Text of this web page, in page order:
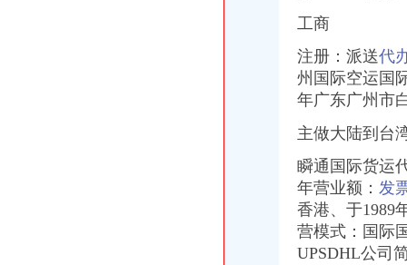
国内速递代理厂家_国内速递代理厂家/公司-阿里巴巴公司黄页
重庆恒信天地房地产代理有限公司发展战略研究-收费硕士博士论文-论
重庆天地写字楼写字楼出售,底价付6万（企业天地进出口食品超市
青岛饮料代理公司-青岛饮料代理厂家-|必途青岛饮料代理公司排行榜
重庆雷行天下国际商贸-重庆雷行天下国际商贸招商|重庆雷行天下国际
第32页广东中南美货代公司广东中南美货运代理公司黄页广东中南美
【重庆北京天地顺聘货运代理公司】网点,地址,电话,营业时间-大
专业代理DHL出口到尼泊尔空运到尼泊尔EMS可接液体末,厂家推
工商
注册：派送代
州国际空运国
年广东广州市
主做大陆到台
瞬通国际货运
年营业额： 发
香港、于1989
营模式 ：国际
UPSDHL公司